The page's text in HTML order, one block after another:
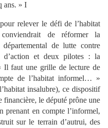
ans. » I
relever le défi de l’habitat
de réformer la
de lutte contre
d’action et deux pilotes : la
Il faut une grille de lecture de
de l’habitat informel… »
insalubre), ce dispositif
le député prône une
prenant en compte l’informel,
sur le terrain d’autrui, des